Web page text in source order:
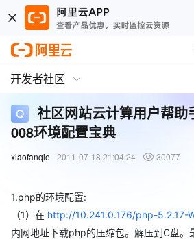
开发者社区
社区网站云计算用户帮
008环境配置宝典
xiaofanqie 2011-07-18 21:04:24
30077
1.php的环境配置:
（1）在 http://10.241.0.176/php-5.2.17-
内网地址下载php的压缩包。解压到C盘。